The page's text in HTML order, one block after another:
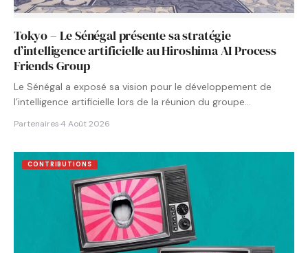
Tokyo – Le Sénégal présente sa stratégie
d’intelligence artificielle au Hiroshima AI Process
Friends Group
Le Sénégal a exposé sa vision pour le développement de
l’intelligence artificielle lors de la réunion du groupe…
Partenaires·4 Août 2026
CONTRIBUTIONS